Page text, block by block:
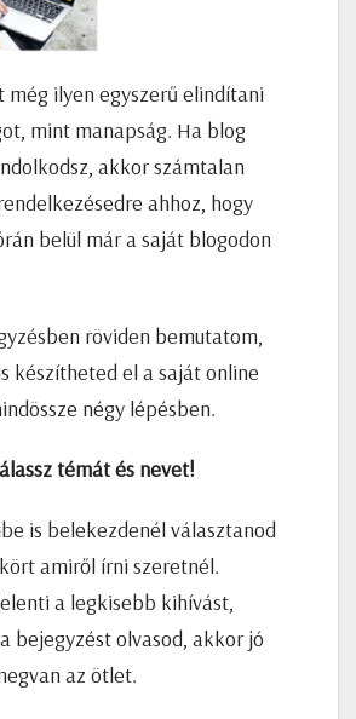
még ilyen egyszerű elindítani
mint manapság. Ha blog
akkor számtalan
ahhoz, hogy
belül már a saját blogodon
röviden bemutatom,
készítheted el a saját online
négy lépésben.
témát és nevet!
is belekezdenél választanod
amiről írni szeretnél.
a legkisebb kihívást,
bejegyzést olvasod, akkor jó
az ötlet.